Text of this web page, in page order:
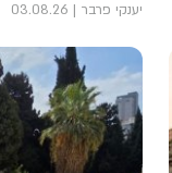
יענקי פרבר 03.08.26